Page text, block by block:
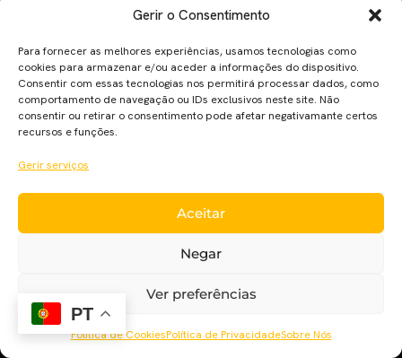
Gerir o Consentimento
Para fornecer as melhores experiências, usamos tecnologias como
cookies para armazenar e/ou aceder a informações do dispositivo.
Consentir com essas tecnologias nos permitirá processar dados, como
comportamento de navegação ou IDs exclusivos neste site. Não
consentir ou retirar o consentimento pode afetar negativamante certos
recursos e funções.
Gerir serviços
Aceitar
Negar
Ver preferências
Política de CookiesPolítica de PrivacidadeSobre Nós
Um dia consiste em 86,400 segundos. Este é um deles!
Assim começa a curta desta semana, chama-se “Seconds“,
escrita e realizada por Marko Slavnic trás à nossa mesa um
tema muito interessante, o Tempo. Este fala-nos sobre as
nossas escolhas e o que uma delas pode mudar a nossa vida,
PT